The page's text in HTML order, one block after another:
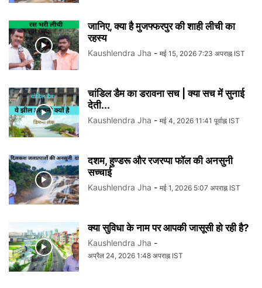
जानिए, क्या है मुजफ्फरपुर की शाही लीची का
रहस्य
Kaushlendra Jha - मई 15, 2026 7:23 अपराह्न IST
चांडिल डैम का डरावना सच | क्या सच में सुनाई
देती...
Kaushlendra Jha - मई 4, 2026 11:41 पूर्वाह्न IST
दशम, हुण्डरू और रजरप्पा फॉल की अनसुनी
सच्चाई
Kaushlendra Jha - मई 1, 2026 5:07 अपराह्न IST
क्या सुविधा के नाम पर आपकी जासूसी हो रही है?
Kaushlendra Jha -
अप्रैल 24, 2026 1:48 अपराह्न IST